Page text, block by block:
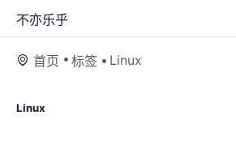
不亦乐乎
首页 标签 Linux
Linux